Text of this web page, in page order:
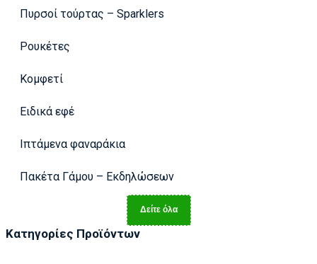
Πυρσοί τούρτας – Sparklers
Ρουκέτες
Κομφετί
Ειδικά εφέ
Ιπτάμενα φαναράκια
Πακέτα Γάμου – Εκδηλώσεων
Δείτε όλα
Κατηγορίες Προϊόντων